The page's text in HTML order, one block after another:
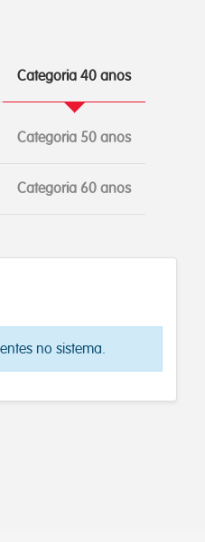
Categoria 40 anos
Categoria 50 anos
Categoria 60 anos
no sistema.